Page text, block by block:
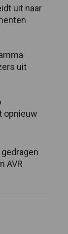
uit naar
uit
opnieuw
AVR